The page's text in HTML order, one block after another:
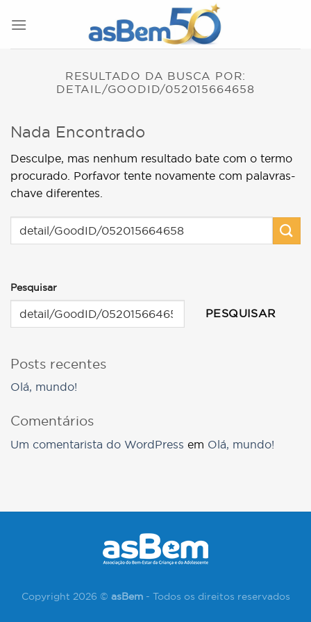
RESULTADO DA BUSCA POR:
DETAIL/GOODID/052015664658
Nada Encontrado
Desculpe, mas nenhum resultado bate com o termo
procurado. Porfavor tente novamente com palavras-
chave diferentes.
Pesquisar
PESQUISAR
Posts recentes
Olá, mundo!
Comentários
Um comentarista do WordPress em Olá, mundo!
Copyright 2026 © asBem- Todos os direitos reservados